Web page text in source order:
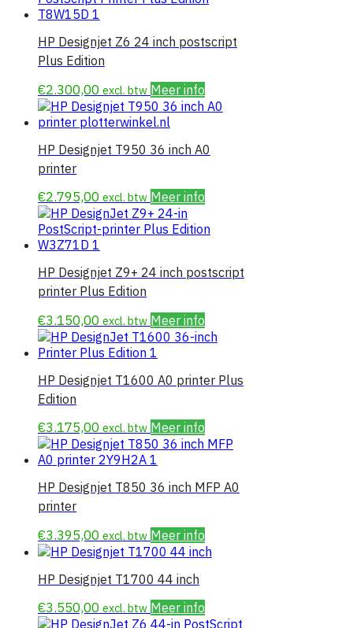
HP Designjet Z6 24 inch postscript
Plus Edition
€2.300,00 excl. btw Meer info
HP Designjet T950 36 inch A0
printer
€2.795,00 excl. btw Meer info
HP Designjet Z9+ 24 inch postscript
printer Plus Edition
€3.150,00 excl. btw Meer info
HP Designjet T1600 A0 printer Plus
Edition
€3.175,00 excl. btw Meer info
HP Designjet T850 36 inch MFP A0
printer
€3.395,00 excl. btw Meer info
HP Designjet T1700 44 inch
€3.550,00 excl. btw Meer info